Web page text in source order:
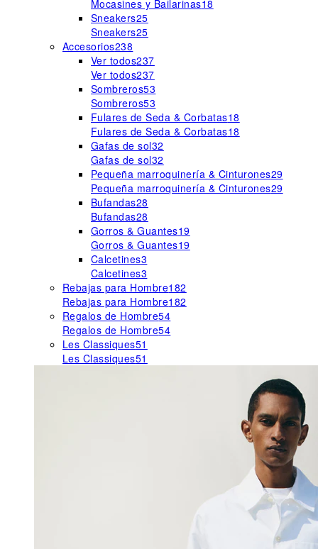
Mocasines y Bailarinas18
Sneakers25
Sneakers25
Accesorios238
Ver todos237
Ver todos237
Sombreros53
Sombreros53
Fulares de Seda & Corbatas18
Fulares de Seda & Corbatas18
Gafas de sol32
Gafas de sol32
Pequeña marroquinería & Cinturones29
Pequeña marroquinería & Cinturones29
Bufandas28
Bufandas28
Gorros & Guantes19
Gorros & Guantes19
Calcetines3
Calcetines3
Rebajas para Hombre182
Rebajas para Hombre182
Regalos de Hombre54
Regalos de Hombre54
Les Classiques51
Les Classiques51